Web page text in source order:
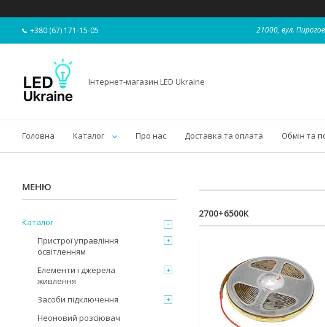
+380 (67) 171-15-05 21000, вул.
Інтернет-магазин LED Ukraine
Головна Каталог Про нас Доставка та оплата Обмін та
2700+6500К
Каталог
Пристрої управління
освітленням
Елементи і джерела
живлення
Засоби підключення
Неоновий розсіювач